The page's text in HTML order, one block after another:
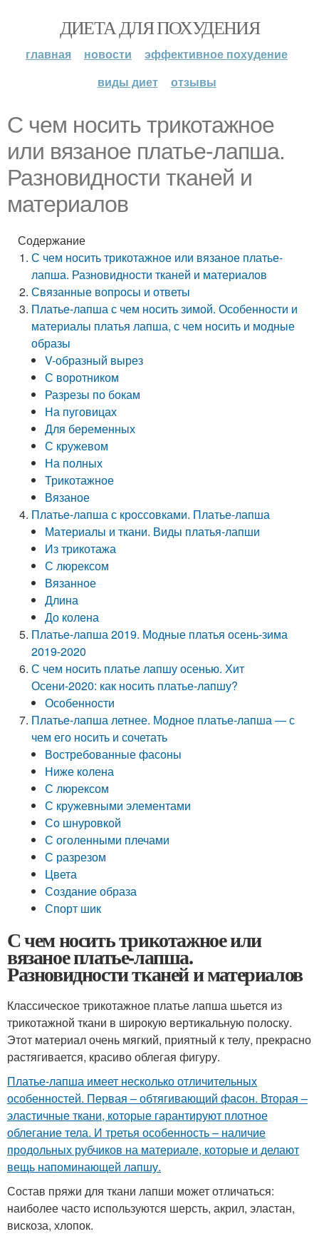
ДИЕТА ДЛЯ ПОХУДЕНИЯ
главная новости
эффективное похудение
виды диет
отзывы
С чем носить трикотажное
или вязаное платье-лапша.
Разновидности тканей и
материалов
Содержание
С чем носить трикотажное или вязаное платье-
лапша. Разновидности тканей и материалов
Связанные вопросы и ответы
Платье-лапша с чем носить зимой. Особенности и
материалы платья лапша, с чем носить и модные
образы
V-образный вырез
С воротником
Разрезы по бокам
На пуговицах
Для беременных
С кружевом
На полных
Трикотажное
Вязаное
Платье-лапша с кроссовками. Платье-лапша
Материалы и ткани. Виды платья-лапши
Из трикотажа
С люрексом
Вязанное
Длина
До колена
Платье-лапша 2019. Модные платья осень-зима
2019-2020
С чем носить платье лапшу осенью. Хит
Осени-2020: как носить платье-лапшу?
Особенности
Платье-лапша летнее. Модное платье-лапша — с
чем его носить и сочетать
Востребованные фасоны
Ниже колена
С люрексом
С кружевными элементами
Со шнуровкой
С оголенными плечами
С разрезом
Цвета
Создание образа
Спорт шик
С чем носить трикотажное или
вязаное платье-лапша.
Разновидности тканей и материалов
Классическое трикотажное платье лапша шьется из
трикотажной ткани в широкую вертикальную полоску.
Этот материал очень мягкий, приятный к телу, прекрасно
растягивается, красиво облегая фигуру.
Платье-лапша имеет несколько отличительных
особенностей. Первая – обтягивающий фасон. Вторая –
эластичные ткани, которые гарантируют плотное
облегание тела. И третья особенность – наличие
продольных рубчиков на материале, которые и делают
вещь напоминающей лапшу.
Состав пряжи для ткани лапши может отличаться:
наиболее часто используются шерсть, акрил, эластан,
вискоза, хлопок.